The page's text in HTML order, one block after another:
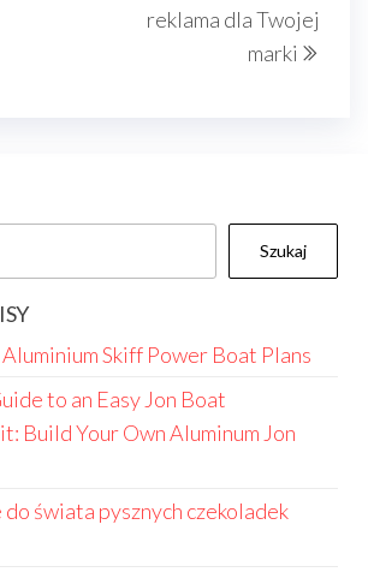
reklama dla Twojej
marki
Szukaj
Skiff Power Boat Plans
to an Easy Jon Boat
Build Your Own Aluminum Jon
świata pysznych czekoladek